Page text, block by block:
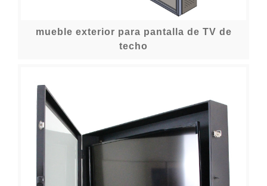
mueble exterior para pantalla de TV de
techo